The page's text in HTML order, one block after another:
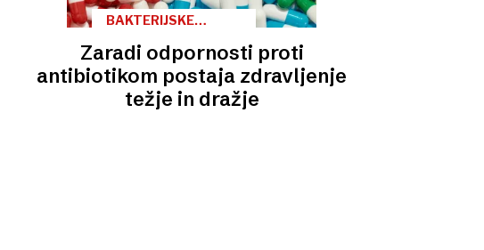
BAKTERIJSKE
Zaradi odpornosti proti
antibiotikom postaja zdravljenje
težje in dražje